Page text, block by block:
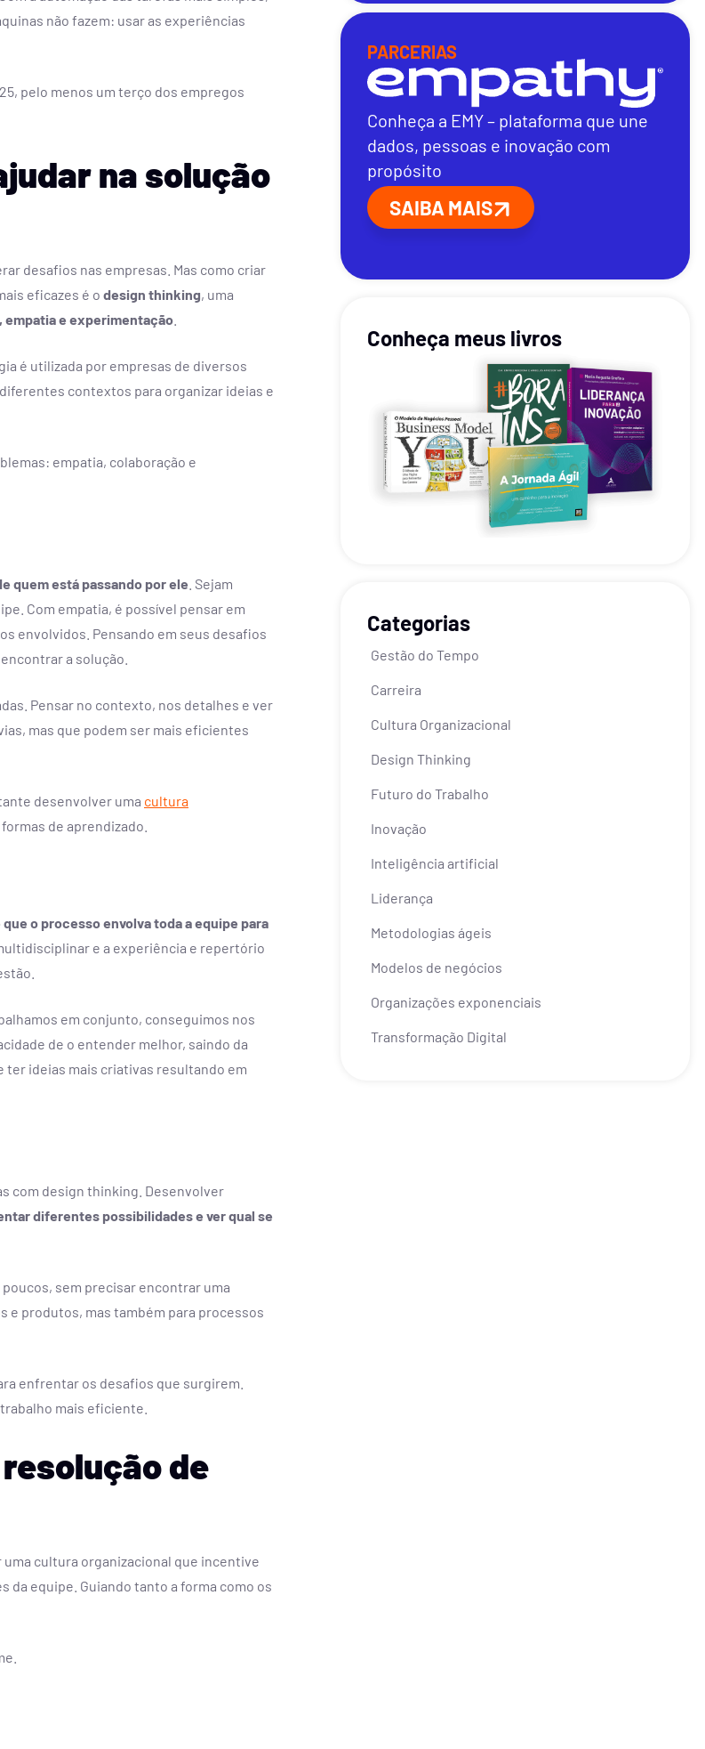
não fazem: usar as experiências
pelo menos um terço dos empregos
na solução
desafios nas empresas. Mas como criar
eficazes é o design thinking, uma
empatia e experimentação
é utilizada por empresas de diversos
contextos para organizar ideias e
empatia, colaboração e
quem está passando por ele . Sejam
Com empatia, é possível pensar em
envolvidos. Pensando em seus desafios
a solução.
Pensar no contexto, nos detalhes e ver
mas que podem ser mais eficientes
desenvolver uma cultura
de aprendizado.
que o processo envolva toda a equipe para
e a experiência e repertório
em conjunto, conseguimos nos
de o entender melhor, saindo da
ter ideias mais criativas resultando em
com design thinking. Desenvolver
diferentes possibilidades e ver qual se
sem precisar encontrar uma
e produtos, mas também para processos
enfrentar os desafios que surgirem.
mais eficiente.
de
cultura organizacional que incentive
da equipe. Guiando tanto a forma como os
PARCERIAS
Conheça a EMY – plataforma que une
dados, pessoas e inovação com
propósito
SAIBA MAIS
Conheça meus livros
Categorias
Gestão do Tempo
Carreira
Cultura Organizacional
Design Thinking
Futuro do Trabalho
Inovação
Inteligência artificial
Liderança
Metodologias ágeis
Modelos de negócios
Organizações exponenciais
Transformação Digital